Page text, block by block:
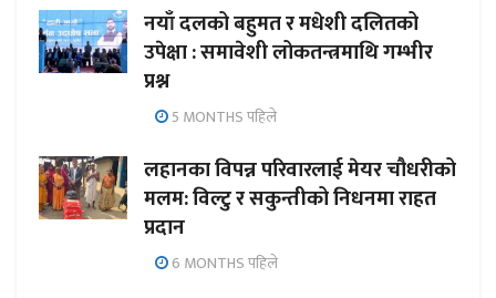
नयाँ दलको बहुमत र मधेशी दलितको
उपेक्षा : समावेशी लोकतन्त्रमाथि गम्भीर
प्रश्न
5 MONTHS पहिले
लहानका विपन्न परिवारलाई मेयर चौधरीको
मलम: विल्टु र सकुन्तीको निधनमा राहत
प्रदान
6 MONTHS पहिले